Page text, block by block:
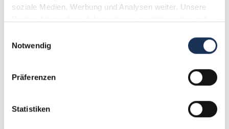
soziale Medien, Werbung und Analysen weiter. Unsere
haben oder die sie im Rahmen Ihrer Nutzung der Dienste
Notwendig
Präferenzen
Statistiken